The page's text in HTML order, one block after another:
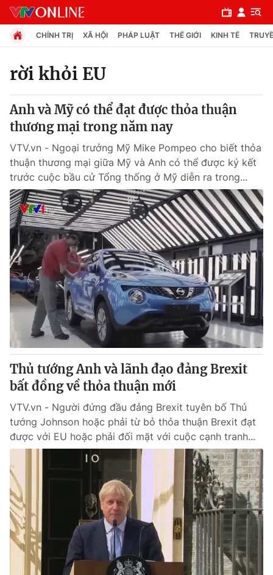
Chuyên mục
Chính trị
Xã hội
Pháp luật
Y tế
Thế giới
Tin tức
Thế giới đó đây
Câu chuyện quốc tế
Kinh tế
Tài chính
Thị trường
Góc doanh nghiệp
Dữ liệu và đời sống
Truyền hình
Hậu trường
Nhân vật
Khán giả
Giải sao mai
Giải trí
Điện ảnh
Sao
Đời sống
Du lịch
Làm đẹp
Chất lượng cuộc sống
Giáo dục
Tuyển sinh
Học trực tuyến
Công nghệ
Hitech Công nghệ tương lai
Sản phẩm
Giao lưu trực tuyến
CHÍNH TRỊ XÃ HỘI PHÁP LUẬT THẾ GIỚI KINH TẾ
rời khỏi EU
Anh và Mỹ có thể đạt được thỏa thuận
thương mại trong năm nay
VTV.vn - Ngoại trưởng Mỹ Mike Pompeo cho biết thỏa
thuận thương mại giữa Mỹ và Anh có thể được ký kết
trước cuộc bầu cử Tổng thống ở Mỹ diễn ra trong...
Thủ tướng Anh và lãnh đạo đảng Brexit
bất đồng về thỏa thuận mới
VTV.vn - Người đứng đầu đảng Brexit tuyên bố Thủ
tướng Johnson hoặc phải từ bỏ thỏa thuận Brexit đạt
được với EU hoặc phải đối mặt với cuộc cạnh tranh...